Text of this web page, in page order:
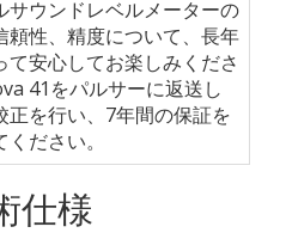
サウンドレベルメーターの
頼性、精度について、長年
て安心してお楽しみくださ
41をパルサーに返送し
正を行い、7年間の保証を
ださい。
仕様